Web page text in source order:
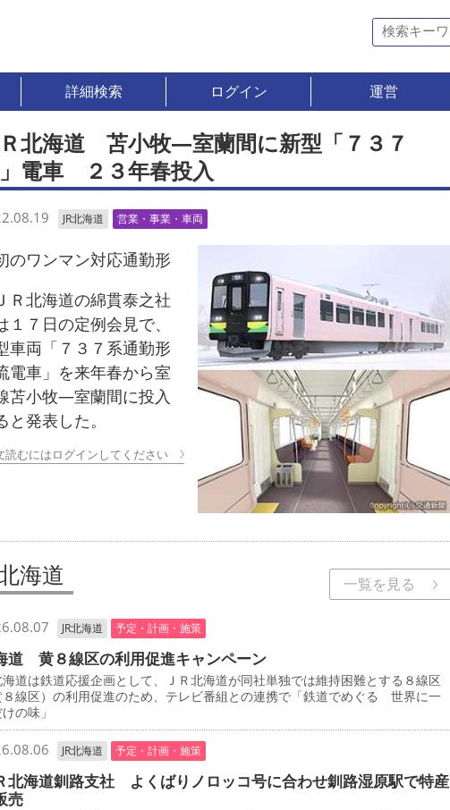
詳細検索 ログイン 運営
Ｒ北海道 苫小牧―室蘭間に新型「７３７
電車 ２３年春投入
JR北海道 営業・事業・車両
のワンマン対応通勤形
Ｒ北海道の綿貫泰之社
１７日の定例会見で、
車両「７３７系通勤形
電車」を来年春から室
苫小牧―室蘭間に投入
と発表した。
読むにはログインしてください
海道 一覧を見る
JR北海道 予定・計画・施策
道 黄８線区の利用促進キャンペーン
道は鉄道応援企画として、ＪＲ北海道が同社単独では維持困難とする８線区
８線区）の利用促進のため、テレビ番組との連携で「鉄道でめぐる 世界に一
の味」
JR北海道 予定・計画・施策
北海道釧路支社 よくばりノロッコ号に合わせ釧路湿原駅で特産
売